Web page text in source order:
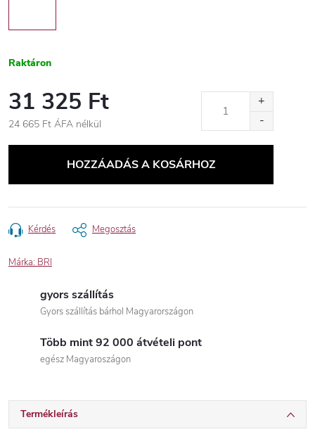
Raktáron
31 325 Ft
24 665 Ft ÁFA nélkül
HOZZÁADÁS A KOSÁRHOZ
Kérdés Megosztás
Márka: BRI
gyors szállítás
Gyors szállítás bárhol Magyarországon
Több mint 92 000 átvételi pont
egész Magyaroszágon
Termékleírás